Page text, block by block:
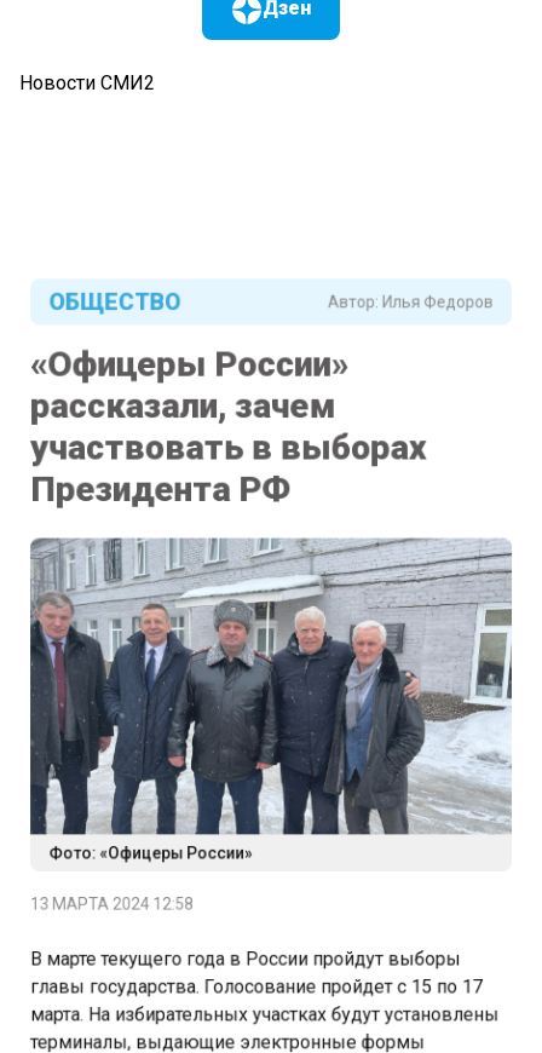
Дзен
Новости СМИ2
«Офицеры России»
рассказали, зачем
участвовать в выборах
Президента РФ
Фото: «Офицеры России»
13 МАРТА 2024 12:58
главы государства. Голосование пройдет с 15 по 17
марта. На избирательных участках будут установлены
терминалы, выдающие электронные формы
бюллетеней. Отдать свой голос смогут все граждане